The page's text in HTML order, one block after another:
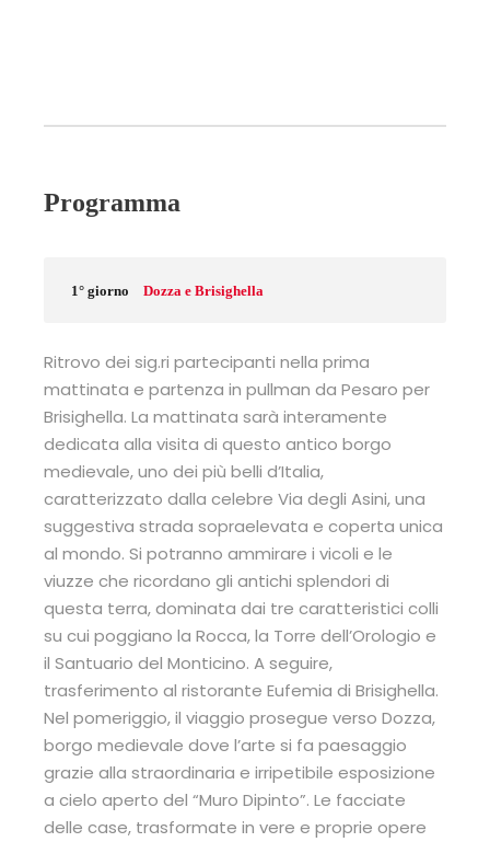
Programma
1° giorno Dozza e Brisighella
Ritrovo dei sig.ri partecipanti nella prima
mattinata e partenza in pullman da Pesaro per
Brisighella. La mattinata sarà interamente
dedicata alla visita di questo antico borgo
medievale, uno dei più belli d’Italia,
caratterizzato dalla celebre Via degli Asini, una
suggestiva strada sopraelevata e coperta unica
al mondo. Si potranno ammirare i vicoli e le
viuzze che ricordano gli antichi splendori di
questa terra, dominata dai tre caratteristici colli
su cui poggiano la Rocca, la Torre dell’Orologio e
il Santuario del Monticino. A seguire,
trasferimento al ristorante Eufemia di Brisighella.
Nel pomeriggio, il viaggio prosegue verso Dozza,
borgo medievale dove l’arte si fa paesaggio
grazie alla straordinaria e irripetibile esposizione
a cielo aperto del “Muro Dipinto”. Le facciate
delle case, trasformate in vere e proprie opere